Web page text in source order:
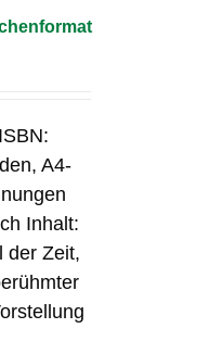
A4-
Inhalt:
der Zeit,